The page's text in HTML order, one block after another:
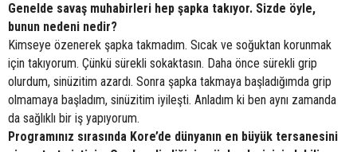
Genelde savaş muhabirleri hep şapka takıyor. Sizde öyle,
bunun nedeni nedir?
Kimseye özenerek şapka takmadım. Sıcak ve soğuktan korunmak
için takıyorum. Çünkü sürekli sokaktasın. Daha önce sürekli grip
olurdum, sinüzitim azardı. Sonra şapka takmaya başladığımda grip
olmamaya başladım, sinüzitim iyileşti. Anladım ki ben aynı zamanda
da sağlıklı bir iş yapıyorum.
Programınız sırasında Kore’de dünyanın en büyük tersanesini